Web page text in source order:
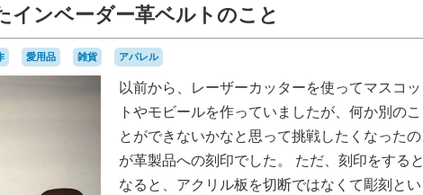
インベーダー革ベルトのこと
愛用品 雑貨 アパレル
以前から、レーザーカッターを使ってマスコッ
トやモビールを作っていましたが、何か別のこ
とができないかなと思って挑戦したくなったの
が革製品への刻印でした。 ただ、刻印をすると
なると、アクリル板を切断ではなくて彫刻とい